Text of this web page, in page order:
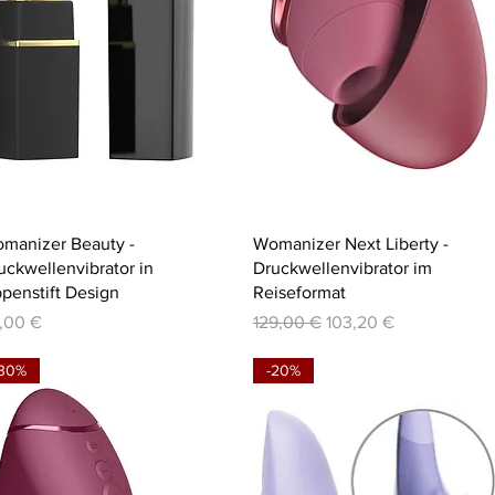
Schnellansicht
Beauty -
in
Design
€
Schnellansicht
Womanizer Next Liberty -
Druckwellenvibrator im
Reiseformat
Standardpreis
129,00 € Sale-Preis
103,20 €
-20%